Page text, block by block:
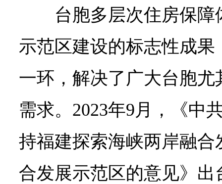
台胞多层次住房保
示范区建设的标志性成
一环，解决了广大台胞
需求。2023年9月，《中
持福建探索海峡两岸融
合发展示范区的意见》